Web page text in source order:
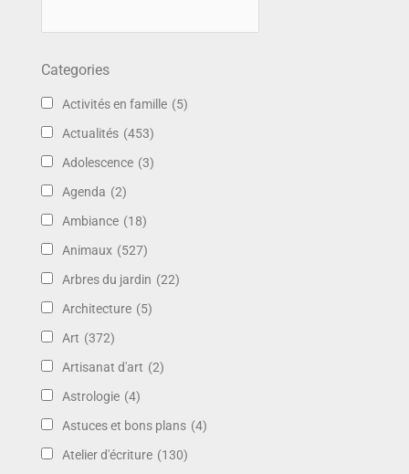
Categories
Activités en famille (5)
Actualités (453)
Adolescence (3)
Agenda (2)
Ambiance (18)
Animaux (527)
Arbres du jardin (22)
Architecture (5)
Art (372)
Artisanat d'art (2)
Astrologie (4)
Astuces et bons plans (4)
Atelier d'écriture (130)